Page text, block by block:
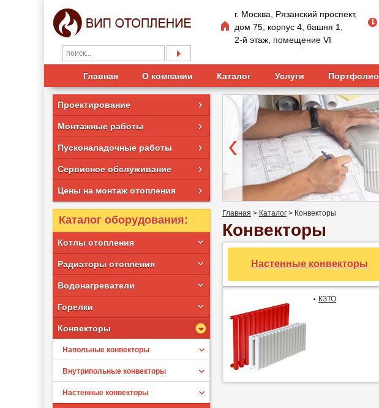
г. Москва, Рязанский проспект,
дом 75, корпус 4, башня 1,
2-й этаж, помещение VI
Главная О компании Каталог Услуги Портфолио
Проектирование
Монтажные работы
Пусконаладочные работы
Сервисное обслуживание
Цены на монтаж отопления
Каталог оборудования:
Котлы отопления
Радиаторы отопления
Водонагреватели
Горелки
Конвекторы
Напольные конвекторы
Внутрипольные конвекторы
Настенные конвекторы
Главная > Каталог > Конвекторы
Конвекторы
Настенные конвекторы
КЗТО